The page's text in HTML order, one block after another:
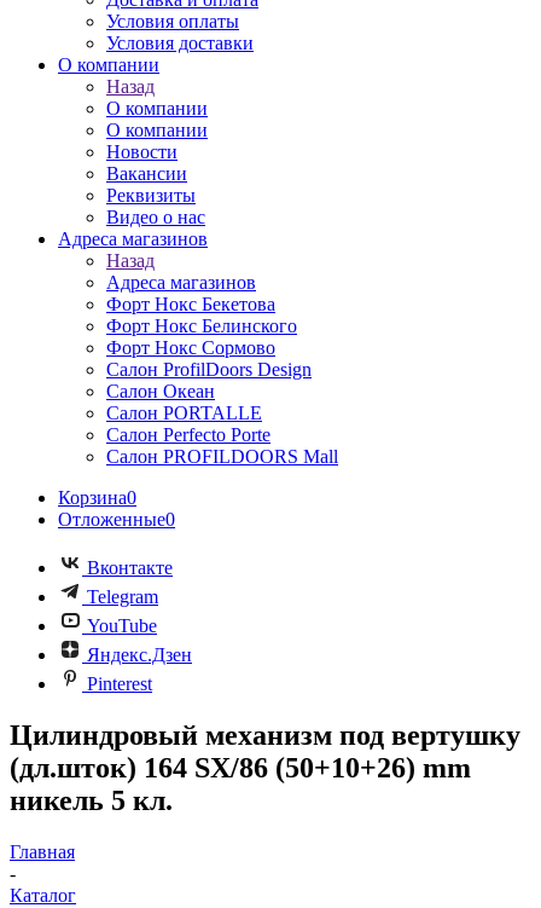
Условия оплаты
Условия доставки
О компании
Назад
О компании
О компании
Новости
Вакансии
Реквизиты
Видео о нас
Адреса магазинов
Назад
Адреса магазинов
Форт Нокс Бекетова
Форт Нокс Белинского
Форт Нокс Сормово
Салон ProfilDoors Design
Салон Океан
Салон PORTALLE
Салон Perfecto Portе
Салон PROFILDOORS Mall
Корзина0
Отложенные0
Вконтакте
Telegram
YouTube
Яндекс.Дзен
Pinterest
Цилиндровый механизм под вертушку
(дл.шток) 164 SX/86 (50+10+26) mm
никель 5 кл.
Главная
-
Каталог